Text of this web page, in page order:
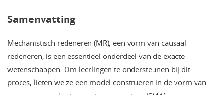
Samenvatting
Mechanistisch redeneren (MR), een vorm van causaal
redeneren, is een essentieel onderdeel van de exacte
wetenschappen. Om leerlingen te ondersteunen bij dit
proces, lieten we ze een model construeren in de vorm van